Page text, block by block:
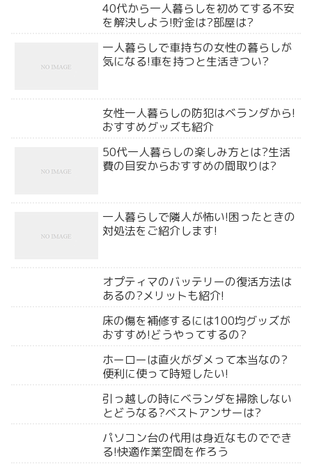
40代から一人暮らしを初めてする不安
を解決しよう!貯金は?部屋は?
一人暮らしで車持ちの女性の暮らしが
気になる!車を持つと生活きつい?
女性一人暮らしの防犯はベランダから!
おすすめグッズも紹介
50代一人暮らしの楽しみ方とは?生活
費の目安からおすすめの間取りは?
一人暮らしで隣人が怖い!困ったときの
対処法をご紹介します!
オプティマのバッテリーの復活方法は
あるの?メリットも紹介!
床の傷を補修するには100均グッズが
おすすめ!どうやってするの?
ホーローは直火がダメって本当なの?
便利に使って時短したい!
引っ越しの時にベランダを掃除しない
とどうなる?ベストアンサーは?
パソコン台の代用は身近なものででき
る!快適作業空間を作ろう